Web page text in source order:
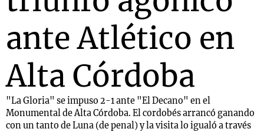
ante Atlético en
Alta Córdoba
"La Gloria" se impuso 2-1 ante "El Decano" en el
Monumental de Alta Córdoba. El cordobés arrancó ganando
con un tanto de Luna (de penal) y la visita lo igualó a través